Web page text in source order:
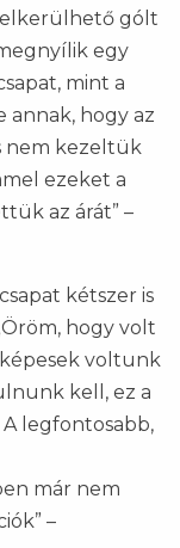
gólt
egy
mint a
annak, hogy az
nem kezeltük
ezeket a
az árát” –
kétszer is
hogy volt
voltunk
kell, ez a
legfontosabb,
már nem
–